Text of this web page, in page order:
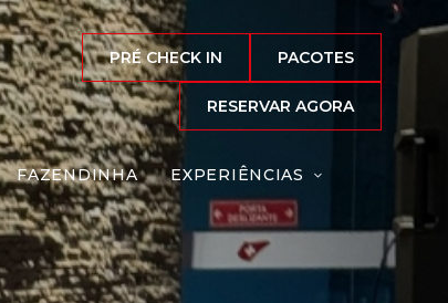
PRÉ CHECK IN PACOTES
RESERVAR AGORA
FAZENDINHA EXPERIÊNCIAS